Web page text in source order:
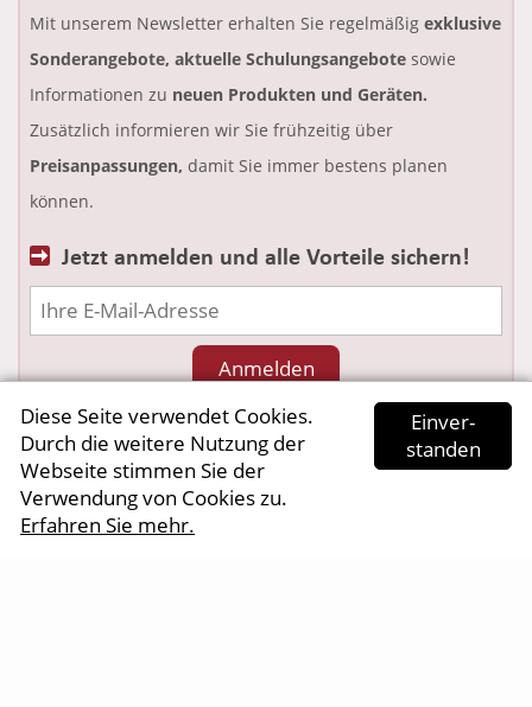
Mit unserem Newsletter erhalten Sie regelmäßig exklusive
Sonderangebote, aktuelle Schulungsangebotesowie
Informationen zu neuen Produkten und Geräten.
Zusätzlich informieren wir Sie frühzeitig über
Preisanpassungen, damit Sie immer bestens planen
können.
Jetzt anmelden und alle Vorteile sichern!
mehr Informationen
Diese Seite verwendet Cookies.
Durch die weitere Nutzung der
Webseite stimmen Sie der
Verwendung von Cookies zu.
Erfahren Sie mehr.
Ein­ver­
standen